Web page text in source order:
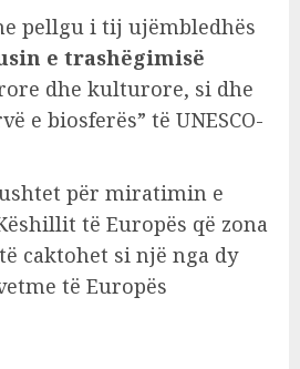
pellgu i tij ujëmbledhës
e trashëgimisë
dhe kulturore, si dhe
e biosferës” të UNESCO-
për miratimin e
të Europës që zona
caktohet si një nga dy
të Europës